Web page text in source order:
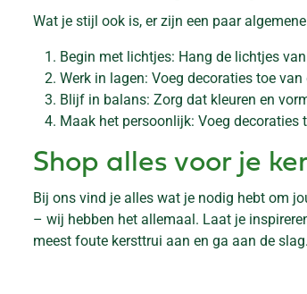
Wat je stijl ook is, er zijn een paar
Begin met lichtjes: Hang de lichtjes
Werk in lagen: Voeg decoraties toe
Blijf in balans: Zorg dat kleuren en
Maak het persoonlijk: Voeg
Shop alles voor je
Bij ons vind je alles wat je nodig hebt om
– wij hebben het allemaal. Laat je
meest foute kersttrui aan en ga aan de